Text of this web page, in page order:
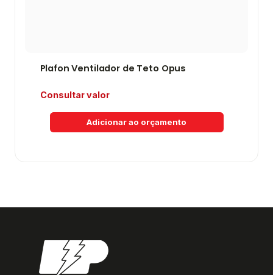
Plafon Ventilador de Teto Opus
Consultar valor
Adicionar ao orçamento